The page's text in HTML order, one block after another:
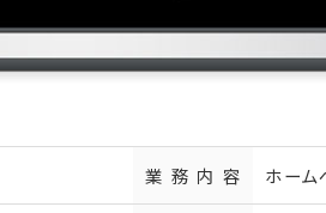
業務内容 ホーム